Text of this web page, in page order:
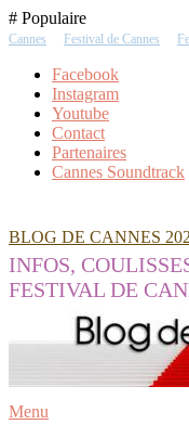
Skip
To
# Populaire
Cannes Festival de Cannes
Facebook
Instagram
Youtube
Contact
Partenaires
Cannes Soundtrack
BLOG DE CANNES
INFOS,
FESTIVAL DE
Menu